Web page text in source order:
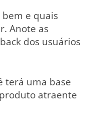
e quais
Anote as
dos usuários
terá uma base
atraente